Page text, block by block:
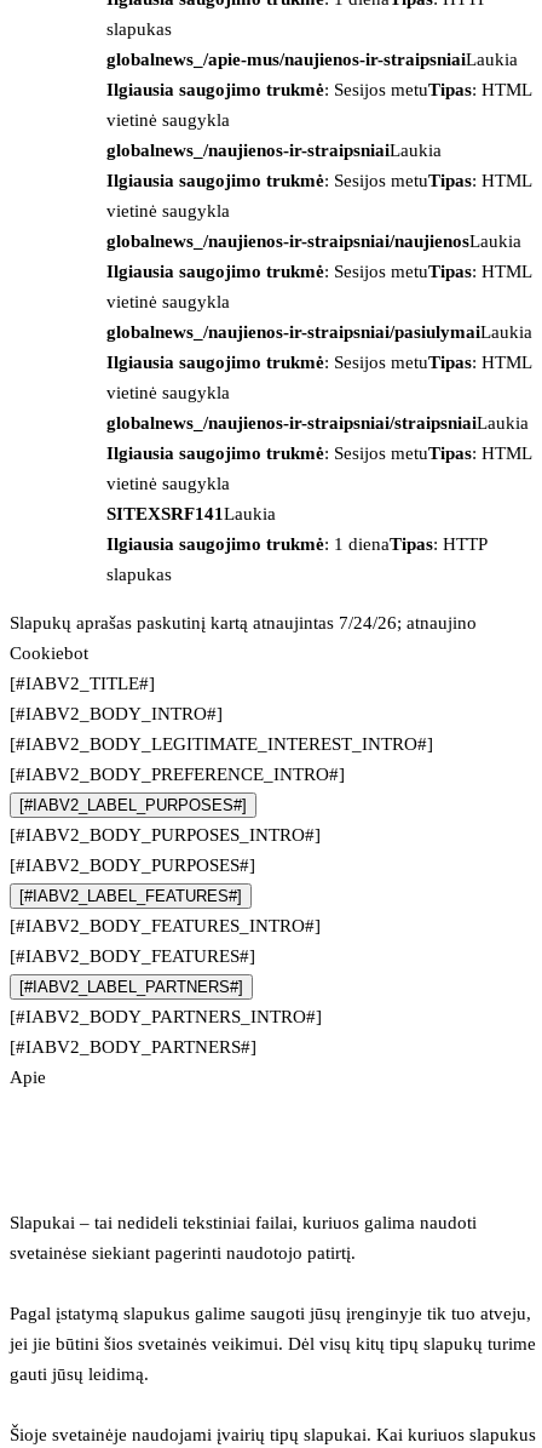
slapukas
globalnews_/apie-mus/naujienos-ir-straipsniaiLaukia
Ilgiausia saugojimo trukmė: Sesijos metuTipas: HTML
vietinė saugykla
globalnews_/naujienos-ir-straipsniaiLaukia
Ilgiausia saugojimo trukmė: Sesijos metuTipas: HTML
vietinė saugykla
globalnews_/naujienos-ir-straipsniai/naujienosLaukia
Ilgiausia saugojimo trukmė: Sesijos metuTipas: HTML
vietinė saugykla
globalnews_/naujienos-ir-straipsniai/pasiulymaiLaukia
Ilgiausia saugojimo trukmė: Sesijos metuTipas: HTML
vietinė saugykla
globalnews_/naujienos-ir-straipsniai/straipsniaiLaukia
Ilgiausia saugojimo trukmė: Sesijos metuTipas: HTML
vietinė saugykla
SITEXSRF141Laukia
Ilgiausia saugojimo trukmė: 1 dienaTipas: HTTP
slapukas
Slapukų aprašas paskutinį kartą atnaujintas 7/24/26; atnaujino
Cookiebot
[#IABV2_TITLE#]
[#IABV2_BODY_INTRO#]
[#IABV2_BODY_LEGITIMATE_INTEREST_INTRO#]
[#IABV2_BODY_PREFERENCE_INTRO#]
[#IABV2_LABEL_PURPOSES#]
[#IABV2_BODY_PURPOSES_INTRO#]
[#IABV2_BODY_PURPOSES#]
[#IABV2_LABEL_FEATURES#]
[#IABV2_BODY_FEATURES_INTRO#]
[#IABV2_BODY_FEATURES#]
[#IABV2_LABEL_PARTNERS#]
[#IABV2_BODY_PARTNERS_INTRO#]
[#IABV2_BODY_PARTNERS#]
Apie
Slapukai – tai nedideli tekstiniai failai, kuriuos galima naudoti
svetainėse siekiant pagerinti naudotojo patirtį.
Pagal įstatymą slapukus galime saugoti jūsų įrenginyje tik tuo atveju,
jei jie būtini šios svetainės veikimui. Dėl visų kitų tipų slapukų turime
gauti jūsų leidimą.
Šioje svetainėje naudojami įvairių tipų slapukai. Kai kuriuos slapukus